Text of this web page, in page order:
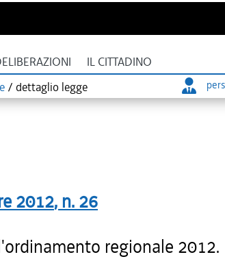
IL CITTADINO
/ dettaglio legge
2012, n. 26
regionale 2012.